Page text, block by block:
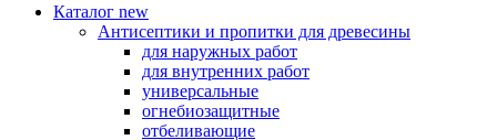
Каталог new
Антисептики и пропитки для древесины
для наружных работ
для внутренних работ
универсальные
огнебиозащитные
отбеливающие